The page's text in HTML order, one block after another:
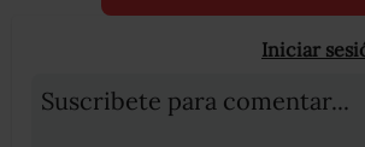
Iniciar
Suscribete para comentar...